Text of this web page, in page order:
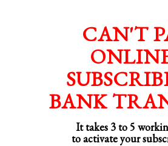
CAN'T
BANK
It takes 3 to 5
to activate your